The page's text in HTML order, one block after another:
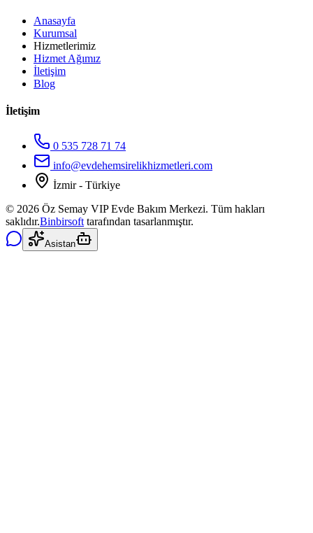
Anasayfa
Kurumsal
Hizmetlerimiz
Hizmet Ağımız
İletişim
Blog
İletişim
0 535 728 71 74
info@evdehemsirelikhizmetleri.com
İzmir - Türkiye
© 2026 Öz Semay VIP Evde Bakım Merkezi. Tüm hakları
saklıdır.Binbirsoft tarafından tasarlanmıştır.
Asistan